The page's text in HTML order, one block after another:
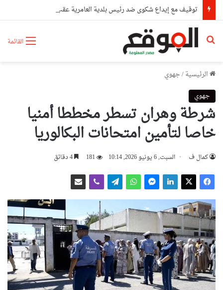
القائمة بحث عن
الرئيسية/جهوي
جهوي
شرطة وهران تسطر مخططا أمنيا
خاصا لتأمين امتحانات البكالوريا
كمال ف السبت, 6 يونيو 2026, 10:14 181